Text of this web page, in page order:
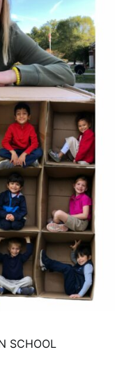
SCHOOL